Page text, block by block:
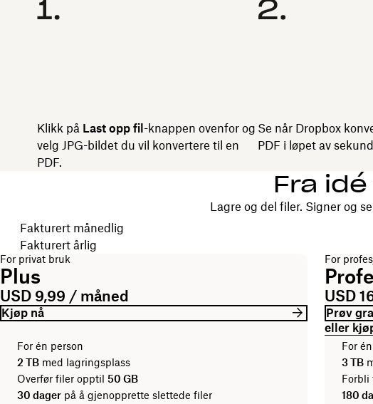
Klikk på Last opp fil -knappen ovenfor og
velg JPG-bildet du vil konvertere til en
PDF.
Se når Dropbox
PDF i løpet av
Fra
Lagre og del filer. Signer og
Velg faktureringsperiode
Fakturert månedlig
Fakturert årlig
For privat bruk
Plus
USD 9,99 / måned
Kjøp nå
For én person
2 TB med lagringsplass
Overfør filer opptil 50 GB
30 dager på å gjenopprette slettede filer
For
USD
Prøv
eller
For
3 TB
Forbli
180